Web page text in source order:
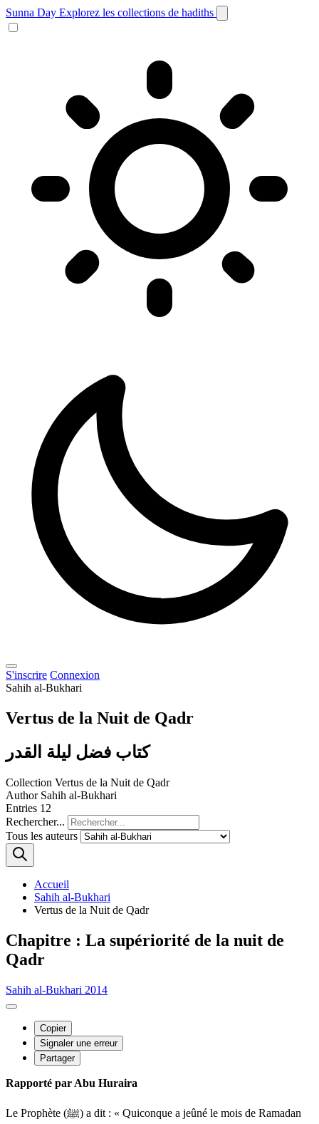
Sunna Day Explorez les collections de hadiths
S'inscrire Connexion
Sahih al-Bukhari
Vertus de la Nuit de Qadr
كتاب فضل ليلة القدر
Collection Vertus de la Nuit de Qadr
Author Sahih al-Bukhari
Entries 12
Rechercher...
Tous les auteurs
Accueil
Sahih al-Bukhari
Vertus de la Nuit de Qadr
Chapitre : La supériorité de la nuit de
Qadr
Sahih al-Bukhari 2014
Copier
Signaler une erreur
Partager
Rapporté par Abu Huraira
Le Prophète (ﷺ) a dit : « Quiconque a jeûné le mois de Ramadan